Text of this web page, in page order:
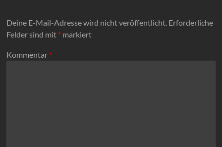
Deine E-Mail-Adresse wird nicht veröffentlicht. Erforderliche
Felder sind mit * markiert
Kommentar *